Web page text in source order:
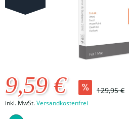
9,59 € 129,95 €
inkl. MwSt.Versandkostenfrei